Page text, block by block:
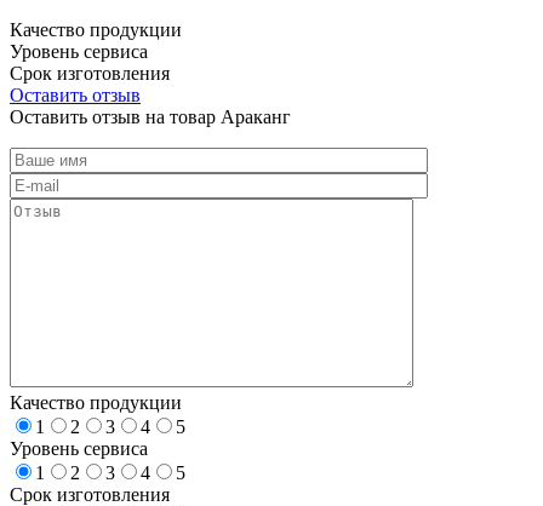
Качество продукции
Уровень сервиса
Срок изготовления
Оставить отзыв
Оставить отзыв на товар Араканг
Качество продукции
1
2 3 4
5
Уровень сервиса
1
2 3 4
5
Срок изготовления